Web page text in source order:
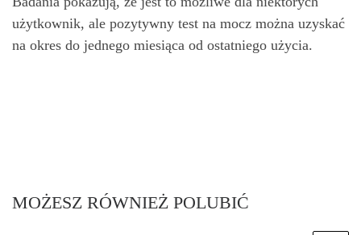
użytkownik, ale pozytywny test na mocz można uzyskać
na okres do jednego miesiąca od ostatniego użycia.
MOŻESZ RÓWNIEŻ POLUBIĆ